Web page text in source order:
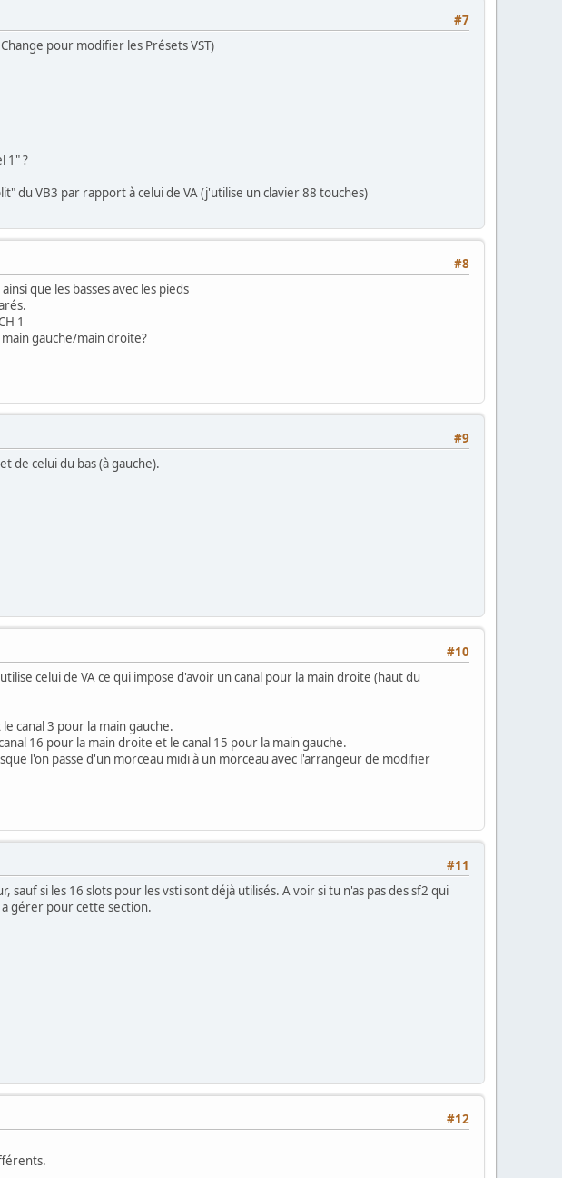
#7
pour modifier les Présets VST)
1" ?
du VB3 par rapport à celui de VA (j'utilise un clavier 88 touches)
#8
que les basses avec les pieds
1
gauche/main droite?
#9
de celui du bas (à gauche).
#10
celui de VA ce qui impose d'avoir un canal pour la main droite (haut du
canal 3 pour la main gauche.
16 pour la main droite et le canal 15 pour la main gauche.
l'on passe d'un morceau midi à un morceau avec l'arrangeur de modifier
#11
si les 16 slots pour les vsti sont déjà utilisés. A voir si tu n'as pas des sf2 qui
gérer pour cette section.
#12